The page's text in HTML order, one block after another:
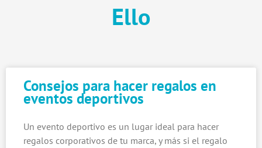
Ello
Consejos para hacer regalos en
eventos deportivos
Un evento deportivo es un lugar ideal para hacer
regalos corporativos de tu marca, y más si el regalo
Página
Página
Página